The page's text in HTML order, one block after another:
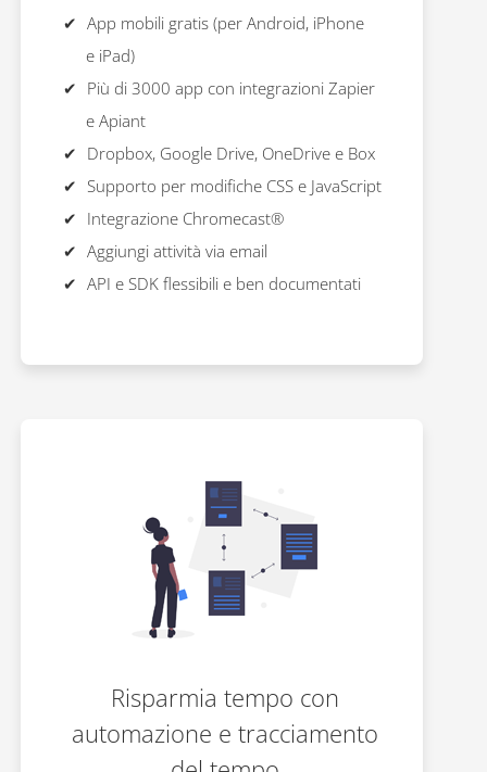
App mobili gratis (per Android, iPhone
e iPad)
Più di 3000 app con integrazioni Zapier
e Apiant
Dropbox, Google Drive, OneDrive e Box
Supporto per modifiche CSS e JavaScript
Integrazione Chromecast®
Aggiungi attività via email
API e SDK flessibili e ben documentati
Risparmia tempo con
automazione e tracciamento